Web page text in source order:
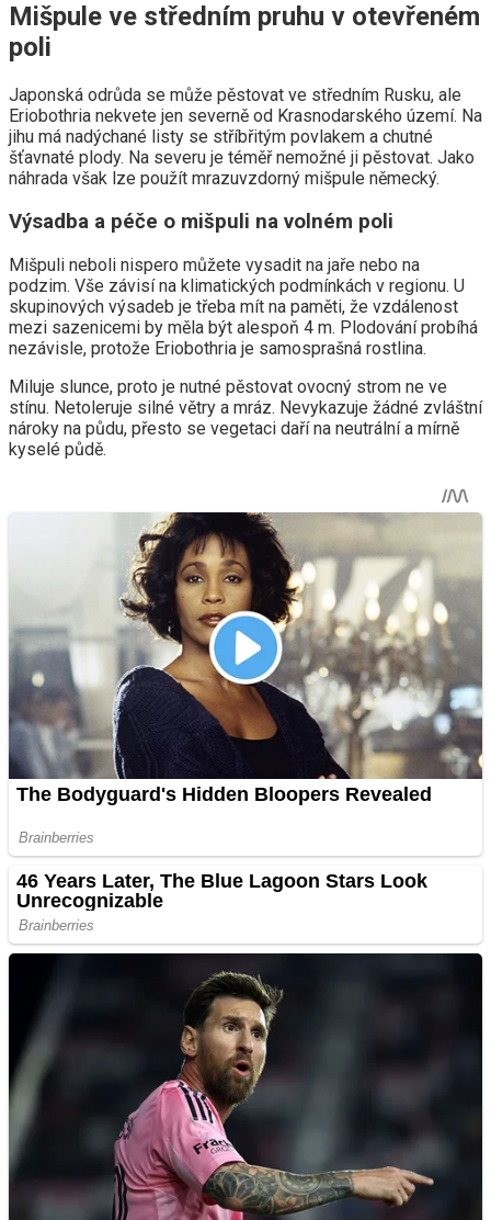
Mišpule ve středním pruhu v otevřeném
poli
Japonská odrůda se může pěstovat ve středním Rusku, ale
Eriobothria nekvete jen severně od Krasnodarského území. Na
jihu má nadýchané listy se stříbřitým povlakem a chutné
šťavnaté plody. Na severu je téměř nemožné ji pěstovat. Jako
náhrada však lze použít mrazuvzdorný mišpule německý.
Výsadba a péče o mišpuli na volném poli
Mišpuli neboli nispero můžete vysadit na jaře nebo na
podzim. Vše závisí na klimatických podmínkách v regionu. U
skupinových výsadeb je třeba mít na paměti, že vzdálenost
mezi sazenicemi by měla být alespoň 4 m. Plodování probíhá
nezávisle, protože Eriobothria je samosprašná rostlina.
Miluje slunce, proto je nutné pěstovat ovocný strom ne ve
stínu. Netoleruje silné větry a mráz. Nevykazuje žádné zvláštní
nároky na půdu, přesto se vegetaci daří na neutrální a mírně
kyselé půdě.